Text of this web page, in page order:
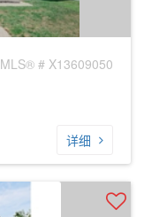
MLS® # X13609050
详细